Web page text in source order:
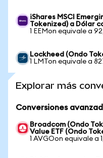
iShares MSCI
Tokenized) a Dólar
1 EEMon equivale a
Lockheed (Ondo
1 LMTon equivale a
Explorar más
Conversiones
Broadcom (Ondo
Value ETF (Ondo
1 AVGOon equivale a